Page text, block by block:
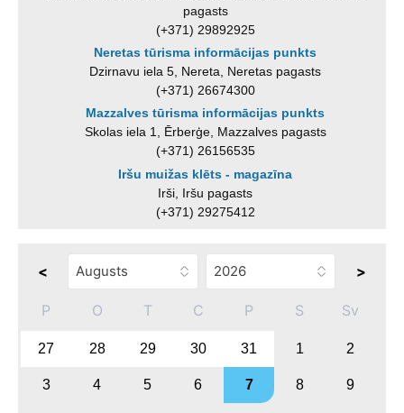
pagasts
(+371) 29892925
Neretas tūrisma informācijas punkts
Dzirnavu iela 5, Nereta, Neretas pagasts
(+371) 26674300
Mazzalves tūrisma informācijas punkts
Skolas iela 1, Ērberģe, Mazzalves pagasts
(+371) 26156535
Iršu muižas klēts - magazīna
Irši, Iršu pagasts
(+371) 29275412
< >
P O T C P S Sv
27 28 29 30 31 1 2
3 4 5 6 7 8 9